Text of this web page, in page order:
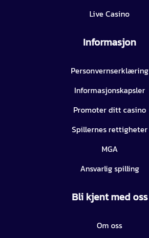
Live Casino
Informasjon
Personvernserklæring
Informasjonskapsler
Promoter ditt casino
Spillernes rettigheter
MGA
Ansvarlig spilling
Bli kjent med oss
Om oss